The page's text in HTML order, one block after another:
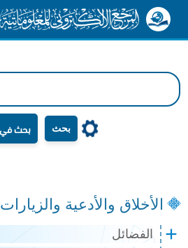
بحث
الأخلاق والأدعية والزيارات
الفضائل